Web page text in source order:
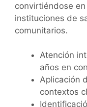
convirtiéndose
instituciones de
comunitarios.
Atención
años en
Aplicación
contextos